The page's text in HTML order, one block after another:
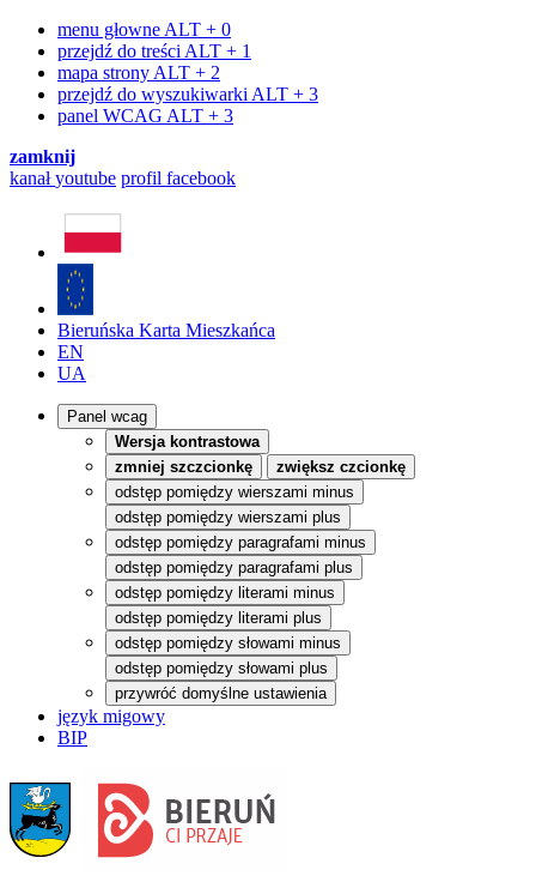
menu głowne ALT + 0
przejdź do treści ALT + 1
mapa strony ALT + 2
przejdź do wyszukiwarki ALT + 3
panel WCAG ALT + 3
zamknij
kanałyoutube profil facebook
Bieruńska Karta Mieszkańca
EN
UA
Panel wcag
Wersja kontrastowa
zmniej szczcionkę
zwiększ czcionkę
odstęp pomiędzy wierszami minus
odstęp pomiędzy wierszami plus
odstęp pomiędzy paragrafami minus
odstęp pomiędzy paragrafami plus
odstęp pomiędzy literami minus
odstęp pomiędzy literami plus
odstęp pomiędzy słowami minus
odstęp pomiędzy słowami plus
przywróć domyślne ustawienia
język migowy
BIP